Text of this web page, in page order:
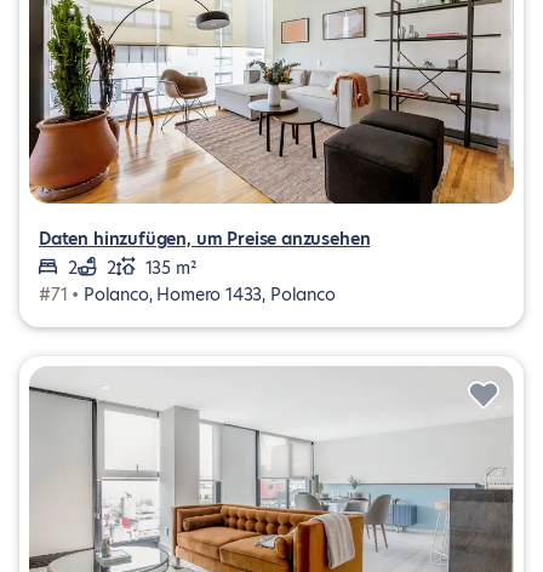
Daten hinzufügen, um Preise anzusehen
2
2
135 m²
#71 • Polanco, Homero 1433, Polanco